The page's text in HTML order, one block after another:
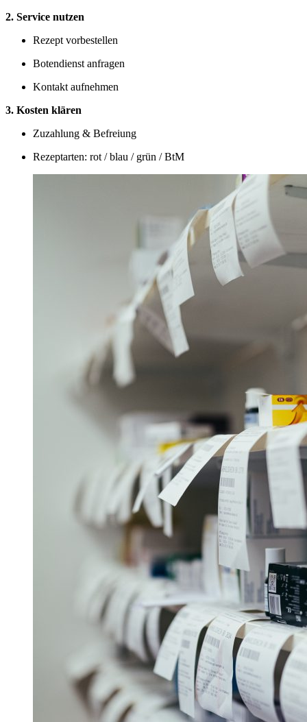
2. Service nutzen
Rezept vorbestellen
Botendienst anfragen
Kontakt aufnehmen
3. Kosten klären
Zuzahlung & Befreiung
Rezeptarten: rot / blau / grün / BtM